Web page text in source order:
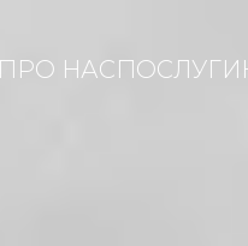
ПРО НАС ПОСЛУГИ